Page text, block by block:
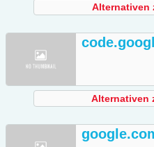
Alternativen
Alternativen